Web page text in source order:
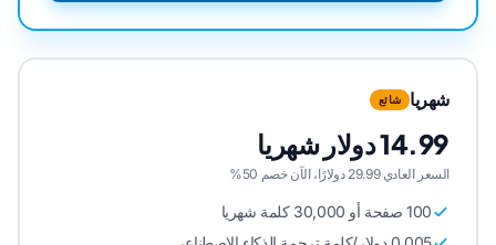
شهريا شائع
14.99 دولار شهريا
السعر العادي 29.99 دولارًا، الآن خصم 50%
100 صفحة أو 30,000 كلمة شهريا